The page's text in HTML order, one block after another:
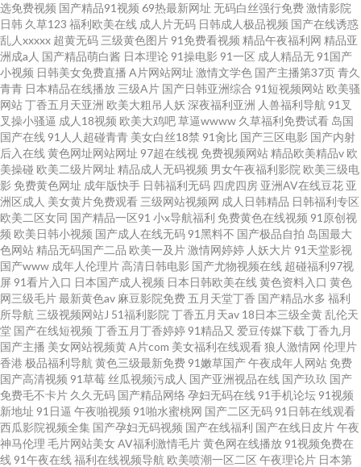
选免费视频 国产精品91视频 69热最新网址 无码白丝强行免费激情影院
日韩 久草123 福利欧美在线 成人片无码 日韩成人极品视频 国产在线诱惑
乱人xxxxx 超黄无码 三级黄色图片 91免费看视频 精品午夜福利网 精品亚
洲成a人 国产精品萌白酱 日本理论 91操电影 91一区 成人精品无 91国产
小视频 日韩美女免费直播 A片网站网址 激情文学色 国产主播第37页青久
青青 日本精品在线播放 三级A片 国产日韩亚洲综合 91短视频网站 欧美骚
网站丁香五月天亚洲 欧美大粗吊人妖 深夜福利亚洲 人兽福利导航 91叉
叉操小骚逼 成人18视频 欧美大鸡吧草逼wwww 久草福利免费试看 岛国
国产在线 91人人超碰青青 美女白丝18禁 91肏比 国产三区电影 国产内射
后入在线黄色网址网站网址 97超在线视 免费视频网站 精品欧美精品v 欧
美操碰 欧美二级片网址 精品成人无码视频 男女午夜福利影院 欧美三级电
影 免费黄色网址 成年版快手 日韩福利无码 四虎四房 亚洲AV在线豆花 亚
洲区成人 美女黄片免费观看 三级网站视频网 成人日韩精品 日韩福利专区
欧美二区女同 国产精品一区91 小x导航福利 免费黄色在线视频 91原创视
频 欧美日韩小视频 国产成人在线无码 91黑料不 国产极品自拍 岛国最大
色网站 精品无码国产二品 欧美一及片激情网婷婷 人妖大片 91天堂影视
国产www 成年人伦理片 高清日韩电影 国产尤物视频在线 超碰福利97视
屏 91看片入口 日本国产成人视频 日本日韩欧美在线黄色资料入口 黄色
网三级毛片最新黄色av 麻豆影院免费 五月天堂丁香 国产精品水多 福利
所导航 三级视频网站J 51福利影院 丁香五月天av 18日本三级全黄乱伦天
堂 国产在线短视频 丁香五月丁香婷婷 91精品又 爱豆传媒下载 丁香九月
国产主播 美女网站视频黄A片com 美女福利在线观看狼人激情网 伦理片
香港 极品福利导航 黄色三级最新免费 91嫩草国产午夜成年人网站 免费
国产高清视频 91草莓 丝瓜视频污成人 国产亚洲视品在线 国产玖玖 国产
免费毛不卡片 久久无码 国产精品网络 孕妇无码在线 91手机论坛 91视频
新地址 91日逼 午夜啪视频 91啪水蜜桃网 国产二区无码 91日韩在线观看
西瓜影院视频全集 国产孕妇无码视频 国产在线福利 国产在线日皮片午夜
神马伦理 毛片网站美女AV福利激情毛片黄色网在线播放 91视频免费在
线 91午夜在线福利在线视频导航 欧美喷潮一区二区 午夜理论片 日本第